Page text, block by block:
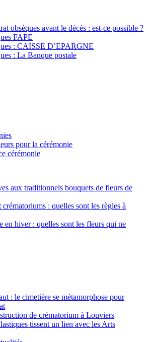
obsèques avant le décès : est-ce possible ?
FAPE
: CAISSE D’EPARGNE
: La Banque postale
pour la cérémonie
cérémonie
aux traditionnels bouquets de fleurs de
: quelles sont les règles à
en hiver : quelles sont les fleurs qui ne
: le cimetière se métamorphose pour
de crématorium à Louviers
tissent un lien avec les Arts